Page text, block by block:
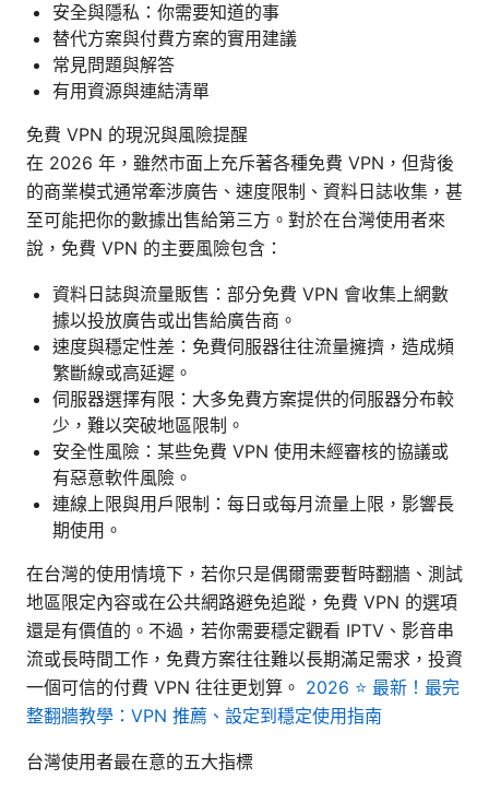
安全與隱私：你需要知道的事
替代方案與付費方案的實用建議
常見問題與解答
有用資源與連結清單
免費 VPN 的現況與風險提醒
在 2026 年，雖然市面上充斥著各種免費 VPN，但背後
的商業模式通常牽涉廣告、速度限制、資料日誌收集，甚
至可能把你的數據出售給第三方。對於在台灣使用者來
說，免費 VPN 的主要風險包含：
資料日誌與流量販售：部分免費 VPN 會收集上網數
據以投放廣告或出售給廣告商。
速度與穩定性差：免費伺服器往往流量擁擠，造成頻
繁斷線或高延遲。
伺服器選擇有限：大多免費方案提供的伺服器分布較
少，難以突破地區限制。
安全性風險：某些免費 VPN 使用未經審核的協議或
有惡意軟件風險。
連線上限與用戶限制：每日或每月流量上限，影響長
期使用。
在台灣的使用情境下，若你只是偶爾需要暫時翻牆、測試
地區限定內容或在公共網路避免追蹤，免費 VPN 的選項
還是有價值的。不過，若你需要穩定觀看 IPTV、影音串
流或長時間工作，免費方案往往難以長期滿足需求，投資
一個可信的付費 VPN 往往更划算。 2026 ⭐ 最新！最完
整翻牆教學：VPN 推薦、設定到穩定使用指南
台灣使用者最在意的五大指標